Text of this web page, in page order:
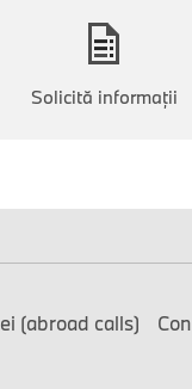
Solicită informaţii
(abroad calls)